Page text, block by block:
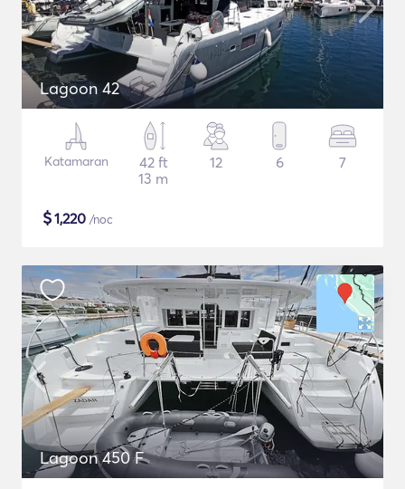
Lagoon 42
Katamaran
42 ft
13 m
12 6 7
$1,220 /noc
Lagoon 450 F